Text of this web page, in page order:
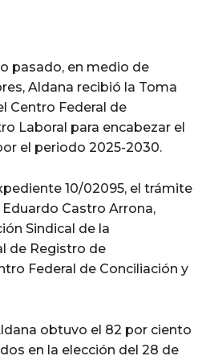
pasado, en medio de
Aldana recibió la Toma
Centro Federal de
Laboral para encabezar el
el periodo 2025-2030.
10/02095, el trámite
Castro Arrona,
Sindical de la
de Registro de
Federal de Conciliación y
obtuvo el 82 por ciento
en la elección del 28 de